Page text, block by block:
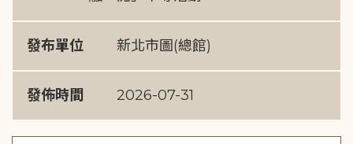
發布單位 新北市圖(總館)
發佈時間 2026-07-31